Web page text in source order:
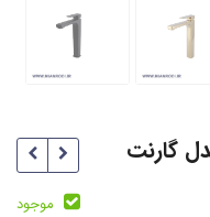
گارنت
موجود